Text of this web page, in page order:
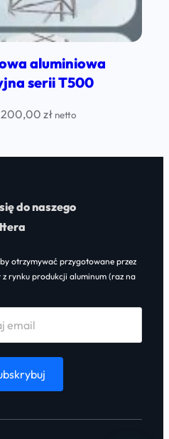
aluminiowa
serii T500
200,00złPrice
34
netto
do naszego
otrzymywać przygotowane przez
z rynku produkcji aluminum (raz na